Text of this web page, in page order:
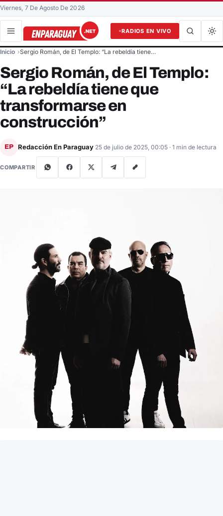
Viernes, 7 De Agosto De 2026
RADIOS EN VIVO
Buscar en el sitio
Inicio Sergio Román, de El Templo: “La rebeldía tiene…
Sergio Román, de El Templo:
“La rebeldía tiene que
transformarse en
construcción”
EP Redacción En Paraguay 25 de julio de 2025, 00:05 · 1 min de lectura
COMPARTIR